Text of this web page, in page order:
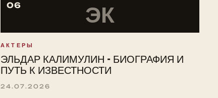
06 ЭК
АКТЕРЫ
ЭЛЬДАР КАЛИМУЛИН - БИОГРАФИЯ И
ПУТЬ К ИЗВЕСТНОСТИ
24.07.2026